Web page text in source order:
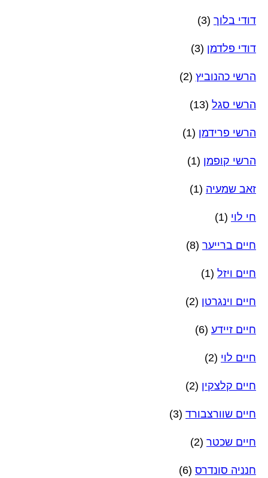
דודי בלוך (3)
דודי פלדמן (3)
הרשי כהנוביץ (2)
הרשי סגל (13)
הרשי פרידמן (1)
הרשי קופמן (1)
זאב שמעיה (1)
חי לוי (1)
חיים ברייער (8)
חיים ויזל (1)
חיים וינגרטן (2)
חיים זיידע (6)
חיים לוי (2)
חיים קלצקין (2)
חיים שוורצבורד (3)
חיים שכטר (2)
חנניה סונדרס (6)